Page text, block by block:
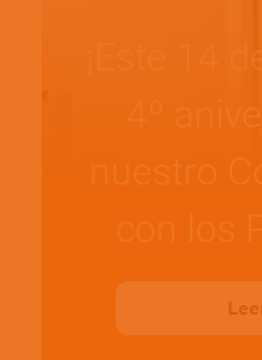
¡Este 14
4º
nuestro
con los